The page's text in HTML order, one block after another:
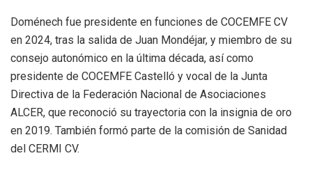
Doménech fue presidente en funciones de COCEMFE CV
en 2024, tras la salida de Juan Mondéjar, y miembro de su
consejo autonómico en la última década, así como
presidente de COCEMFE Castelló y vocal de la Junta
Directiva de la Federación Nacional de Asociaciones
ALCER, que reconoció su trayectoria con la insignia de oro
en 2019. También formó parte de la comisión de Sanidad
del CERMI CV.